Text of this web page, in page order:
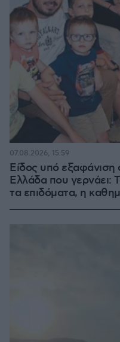
Είδος υπό εξαφάνιση
Ελλάδα που γερνάει:
τα επιδόματα, η
07.08.2026, 15:59